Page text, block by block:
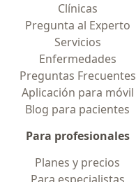
Clínicas
Pregunta al Experto
Servicios
Enfermedades
Preguntas Frecuentes
Aplicación para móvil
Blog para pacientes
Para profesionales
Planes y precios